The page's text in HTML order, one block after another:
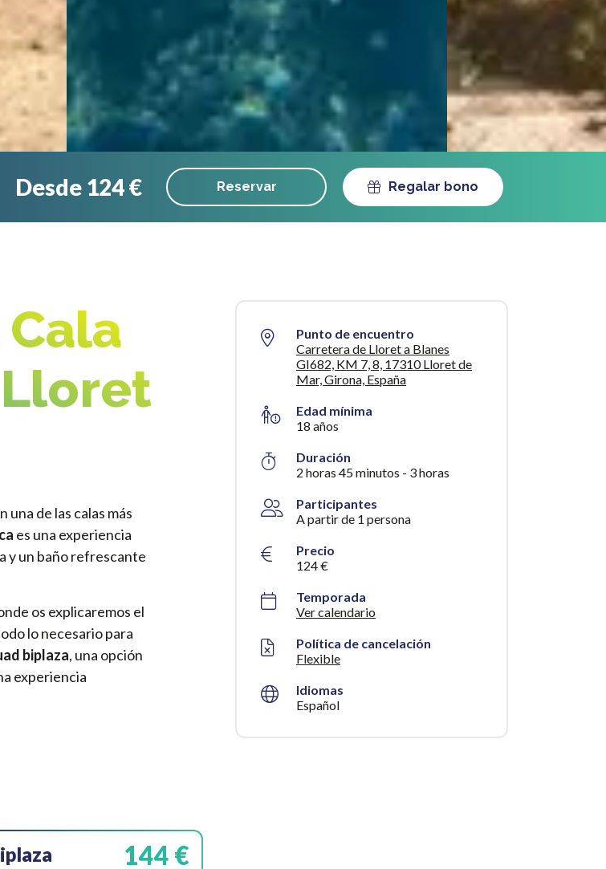
Desde 124 € Reservar Regalar bono
de las calas más
es una experiencia
y un baño refrescante
os explicaremos el
lo necesario para
biplaza, una opción
experiencia
144 €
Punto de encuentro
Carretera de Lloret a Blanes
GI682, KM 7, 8, 17310 Lloret de
Mar, Girona, España
Edad mínima
18 años
Duración
2 horas 45 minutos - 3 horas
Participantes
A partir de 1 persona
Precio
124 €
Temporada
Ver calendario
Política de cancelación
Flexible
Idiomas
Español